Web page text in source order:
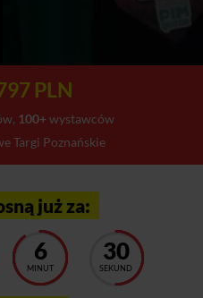
PLN
100+wystawców
Targi Poznańskie
już za:
6
MINUT
26
SEKUND